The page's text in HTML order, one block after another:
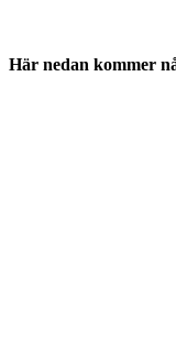
Här nedan kommer